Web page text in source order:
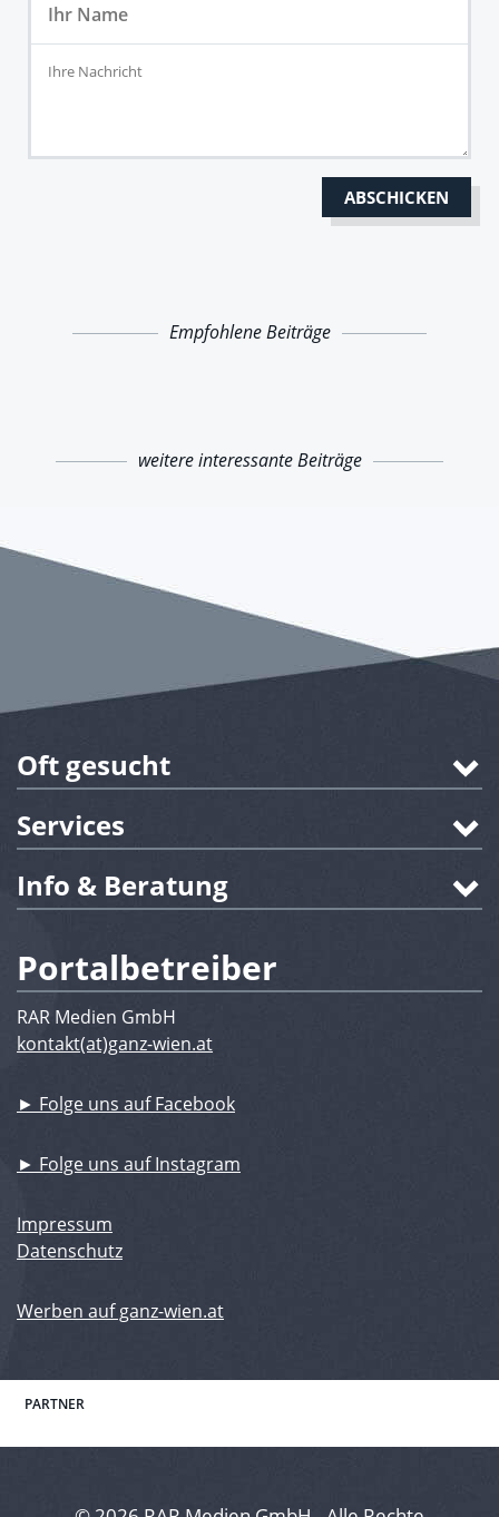
Empfohlene Beiträge
weitere interessante Beiträge
Oft gesucht
Services
Info & Beratung
Portalbetreiber
RAR Medien GmbH
kontakt(at)ganz-wien.at
► Folge uns auf Facebook
► Folge uns auf Instagram
Impressum
Datenschutz
Werben auf ganz-wien.at
PARTNER